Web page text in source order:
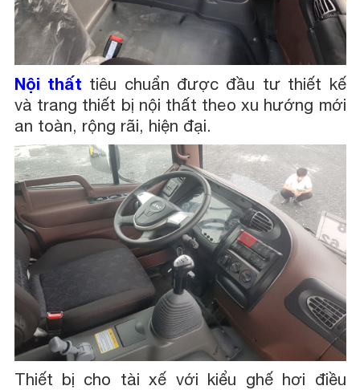
Nội thất tiêu chuẩn được đầu tư thiết kế
và trang thiết bị nội thất theo xu hướng mới
an toàn, rộng rãi, hiện đại.
Thiết bị cho tài xế với kiểu ghế hơi điều